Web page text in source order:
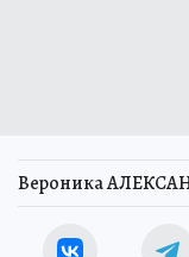
Вероника